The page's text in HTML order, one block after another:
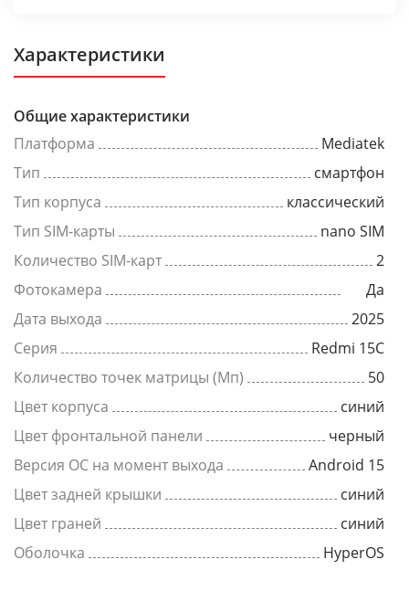
Характеристики
Общие характеристики
Платформа
Mediatek
Тип
смартфон
Тип корпуса
классический
Тип SIM-карты
nano SIM
Количество SIM-карт
2
Фотокамера
Да
Дата выхода
2025
Серия
Redmi 15C
Количество точек матрицы (Мп)
50
Цвет корпуса
синий
Цвет фронтальной панели
черный
Версия ОС на момент выхода
Android 15
Цвет задней крышки
синий
Цвет граней
синий
Оболочка
HyperOS